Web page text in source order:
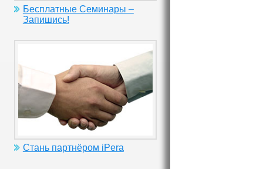
Бесплатные Семинары –
Запишись!
Стань партнёром iPera